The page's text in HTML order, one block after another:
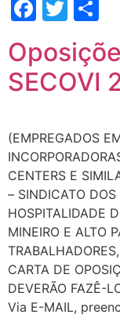
SECOVI
(EMPREGADOS
CENTERS E
– SINDICATO
HOSPITALIDADE
MINEIRO E ALTO
CARTA DE
DEVERÃO FAZÊ-
Via E-MAIL,